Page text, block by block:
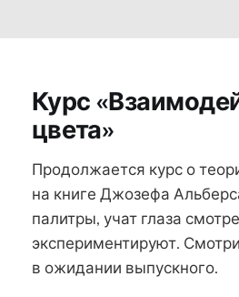
Курс
цвета»
Продолжается курс о
на книге Джозефа
палитры, учат глаза
экспериментируют.
в ожидании выпускного.